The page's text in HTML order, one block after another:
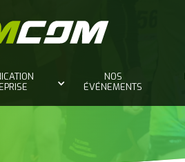
NOS
ÉVÉNEMENTS